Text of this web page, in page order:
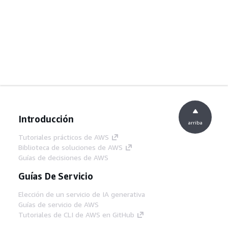
Introducción
Tutoriales prácticos de AWS
Biblioteca de soluciones de AWS
Guías de decisiones de AWS
Guías De Servicio
Elección de un servicio de IA generativa
Guías de servicio de AWS
Tutoriales de CLI de AWS en GitHub
arriba